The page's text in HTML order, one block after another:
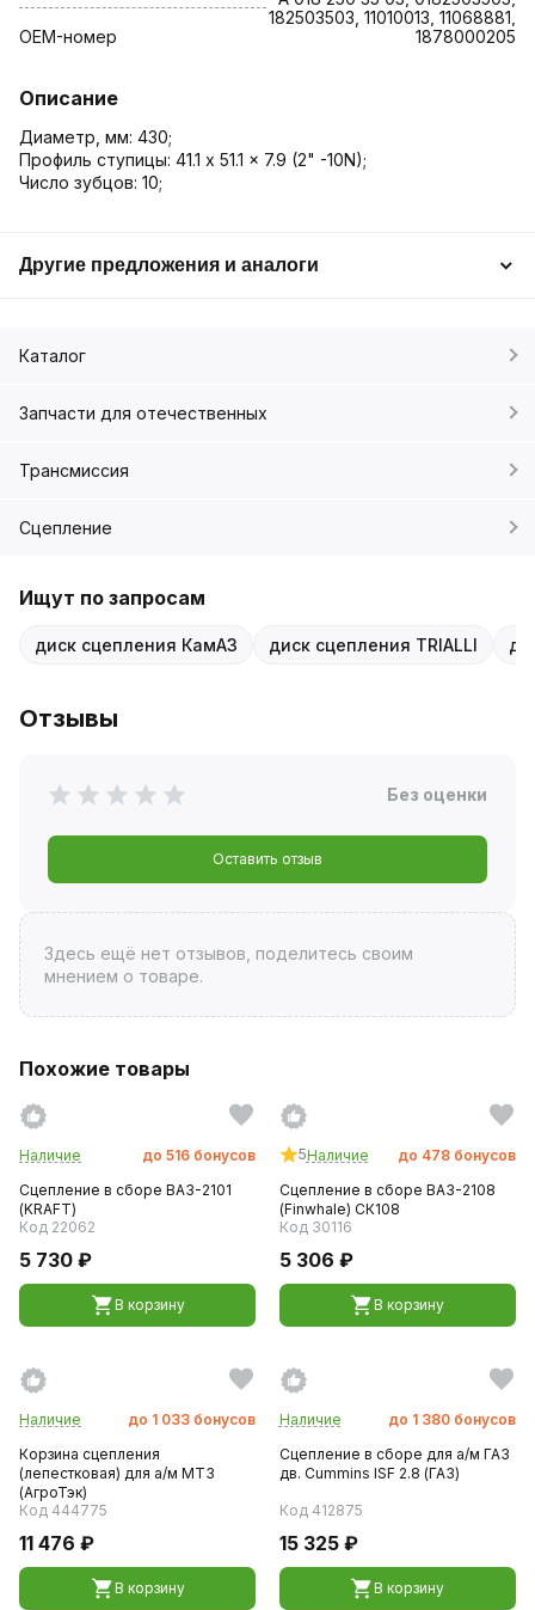
OEM-номер
182503503, 11010013, 11068881,
1878000205
Описание
Диаметр, мм: 430;
Профиль ступицы: 41.1 x 51.1 x 7.9 (2" -10N);
Число зубцов: 10;
Другие предложения и аналоги
Каталог
Запчасти для отечественных
Трансмиссия
Сцепление
Ищут по запросам
диск сцепления КамАЗ диск сцепления TRIALLI
Отзывы
Без оценки
Оставить отзыв
Здесь ещё нет отзывов, поделитесь своим
мнением о товаре.
Похожие товары
Наличие до 516 бонусов
Сцепление в сборе ВАЗ-2101
(KRAFT)
Код 22062
5 730 ₽
В корзину
5Наличие до 478 бонусов
Сцепление в сборе ВАЗ-2108
(Finwhale) СК108
Код 30116
5 306 ₽
В корзину
Наличие до 1 033 бонусов
Корзина сцепления
(лепестковая) для а/м МТЗ
(АгроТэк)
Код 444775
11 476 ₽
В корзину
Наличие до 1 380 бонусов
Сцепление в сборе для а/м ГАЗ
дв. Cummins ISF 2.8 (ГАЗ)
Код 412875
15 325 ₽
В корзину